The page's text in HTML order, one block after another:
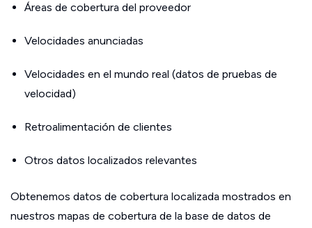
Áreas de cobertura del proveedor
Velocidades anunciadas
Velocidades en el mundo real (datos de pruebas de
velocidad)
Retroalimentación de clientes
Otros datos localizados relevantes
Obtenemos datos de cobertura localizada mostrados en
nuestros mapas de cobertura de la base de datos de